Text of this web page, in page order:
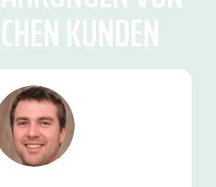
KUNDEN